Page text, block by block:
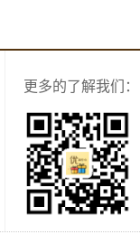
更多的了解我们：